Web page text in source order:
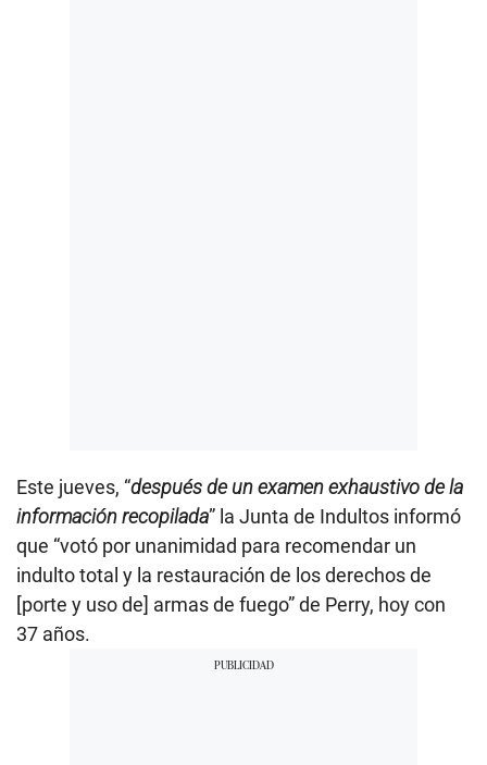
Este jueves, “después de un examen exhaustivo de la
información recopilada” la Junta de Indultos informó
que “votó por unanimidad para recomendar un
indulto total y la restauración de los derechos de
[porte y uso de] armas de fuego” de Perry, hoy con
37 años.